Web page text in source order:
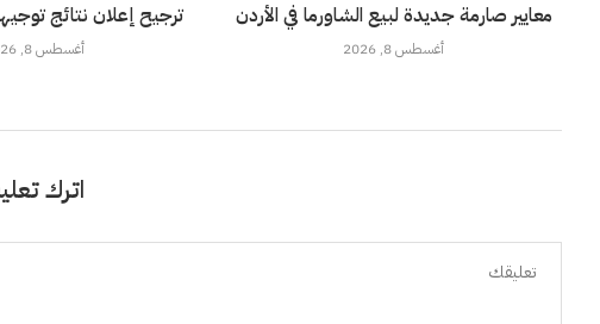
ترجيح إعلان نتائج توجيهي 2008
أغسطس 8, 2026
معايير صارمة جديدة لبيع الشاورما في الأردن
أغسطس 8, 2026
اترك